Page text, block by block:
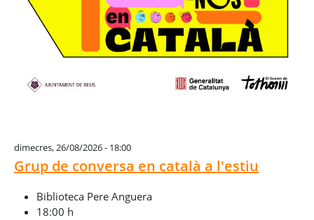
dimecres, 26/08/2026 - 18:00
Grup de conversa en català a l'estiu
Biblioteca Pere Anguera
18:00 h